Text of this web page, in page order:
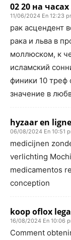
02 20 на
11/06/2024 En 12:23
рак асцендент
рака и льва в
моллюском, к
исламский
финики 10 треф
значение в
hyzaar en
06/08/2024 En 10:51
medicijnen
verlichting
medicamentos
conception
koop oflox
16/08/2024 En 10:06
Comment